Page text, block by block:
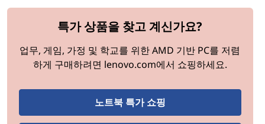
AMD Ryzen 6000 시리즈 모바일 프로세서
2022년에 출시되는 AMD Ryzen™ 6000 시리즈 모바일 프
로세서는 당사의 업데이트된 "Zen 3+" 코어 아키텍처를
성능을 제공합니다. 예를 들어, 6000 시리즈 칩은 이전
AMD CPU에 비해 화상 회의 시 최대 30% 적은 전력을 사
용할 수 있습니다4.또한, 최대 1.3배 더 빠른 처리5및 새로
특가 상품을 찾고 계신가요?
업무, 게임, 가정 및 학교를 위한 AMD 기반 PC를 저렴
하게 구매하려면 lenovo.com에서 쇼핑하세요.
노트북 특가 쇼핑